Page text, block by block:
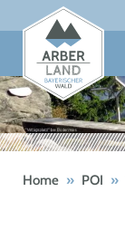
to
content
Home » POI »